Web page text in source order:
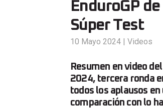
EnduroGP
Súper Test
10 Mayo 2024 | Videos
Resumen en video
2024, tercera ronda
todos los aplausos
comparación con lo